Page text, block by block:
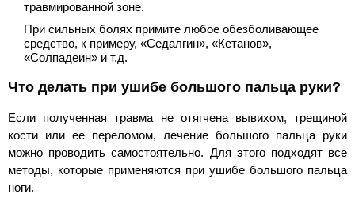
травмированной зоне.
При сильных болях примите любое обезболивающее
средство, к примеру, «Седалгин», «Кетанов»,
«Солпадеин» и т.д.
Что делать при ушибе большого пальца руки?
Если полученная травма не отягчена вывихом, трещиной
кости или ее переломом, лечение большого пальца руки
можно проводить самостоятельно. Для этого подходят все
методы, которые применяются при ушибе большого пальца
ноги.